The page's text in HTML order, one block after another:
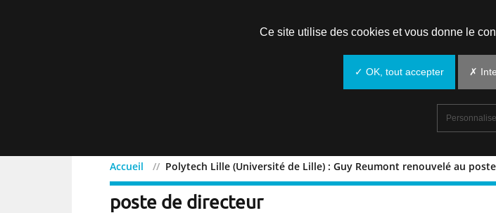
Accueil Polytech Lille (Université de Lille) : Guy Reumont renouvelé au
Polytech Lille (Université de Lille) : Guy
poste de directeur
Ce site utilise des cookies et vous donne le
✓ OK, tout accepter ✗